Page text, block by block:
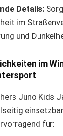
Details:
im
und
im
Juno Kids
für: